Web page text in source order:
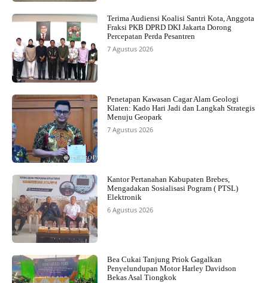
Terima Audiensi Koalisi Santri Kota, Anggota
Fraksi PKB DPRD DKI Jakarta Dorong
Percepatan Perda Pesantren
7 Agustus 2026
Penetapan Kawasan Cagar Alam Geologi
Klaten: Kado Hari Jadi dan Langkah Strategis
Menuju Geopark
7 Agustus 2026
Kantor Pertanahan Kabupaten Brebes,
Mengadakan Sosialisasi Pogram ( PTSL)
Elektronik
6 Agustus 2026
Bea Cukai Tanjung Priok Gagalkan
Penyelundupan Motor Harley Davidson
Bekas Asal Tiongkok